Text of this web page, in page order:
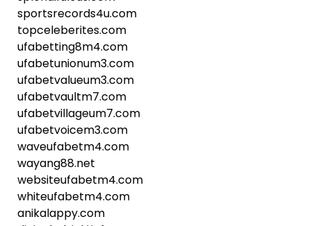
sportsrecords4u.com
topceleberites.com
ufabetting8m4.com
ufabetunionum3.com
ufabetvalueum3.com
ufabetvaultm7.com
ufabetvillageum7.com
ufabetvoicem3.com
waveufabetm4.com
wayang88.net
websiteufabetm4.com
whiteufabetm4.com
anikalappy.com